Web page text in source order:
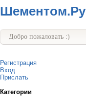
Шементом.Ру
Добро пожаловать :)
Регистрация
Вход
Прислать
Категории